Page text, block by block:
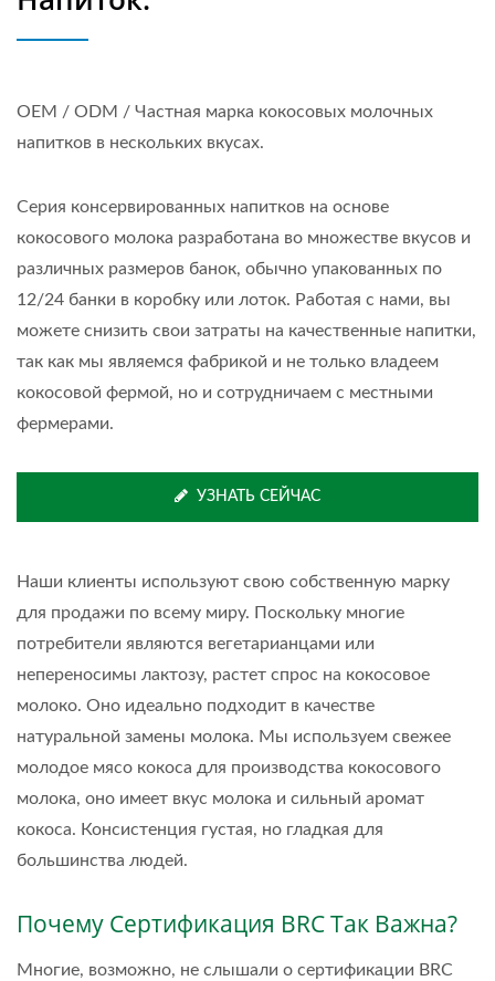
OEM / ODM / Частная марка кокосовых молочных
напитков в нескольких вкусах.
Серия консервированных напитков на основе
кокосового молока разработана во множестве вкусов и
различных размеров банок, обычно упакованных по
12/24 банки в коробку или лоток. Работая с нами, вы
можете снизить свои затраты на качественные напитки,
так как мы являемся фабрикой и не только владеем
кокосовой фермой, но и сотрудничаем с местными
фермерами.
УЗНАТЬ СЕЙЧАС
Наши клиенты используют свою собственную марку
для продажи по всему миру. Поскольку многие
потребители являются вегетарианцами или
непереносимы лактозу, растет спрос на кокосовое
молоко. Оно идеально подходит в качестве
натуральной замены молока. Мы используем свежее
молодое мясо кокоса для производства кокосового
молока, оно имеет вкус молока и сильный аромат
кокоса. Консистенция густая, но гладкая для
большинства людей.
Почему Сертификация BRC Так Важна?
Многие, возможно, не слышали о сертификации BRC